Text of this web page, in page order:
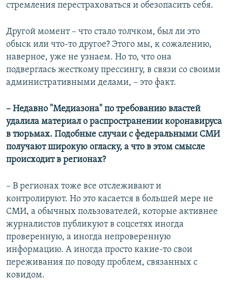
стремления перестраховаться и обезопасить себя.
Другой момент – что стало толчком, был ли это
обыск или что-то другое? Этого мы, к сожалению,
наверное, уже не узнаем. Но то, что она
подверглась жесткому прессингу, в связи со своими
административными делами, – это факт.
– Недавно "Медиазона" по требованию властей
удалила материал о распространении коронавируса
в тюрьмах. Подобные случаи с федеральными СМИ
получают широкую огласку, а что в этом смысле
происходит в регионах?
– В регионах тоже все отслеживают и
контролируют. Но это касается в большей мере не
СМИ, а обычных пользователей, которые активнее
журналистов публикуют в соцсетях иногда
проверенную, а иногда непроверенную
информацию. А иногда просто какие-то свои
переживания по поводу проблем, связанных с
ковидом.